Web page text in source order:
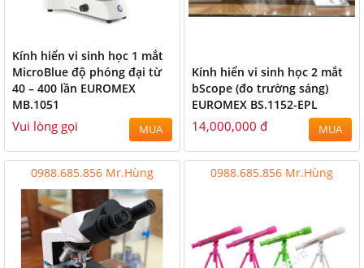
Kính hiển vi sinh học 1 mắt
MicroBlue độ phóng đại từ
40 – 400 lần EUROMEX
MB.1051
Vui lòng gọi MUA
Kính hiển vi sinh học 2 mắt
bScope (đo trường sáng)
EUROMEX BS.1152-EPL
14,000,000 đ MUA
0988.685.856 Mr.Hùng 0988.685.856 Mr.Hùng